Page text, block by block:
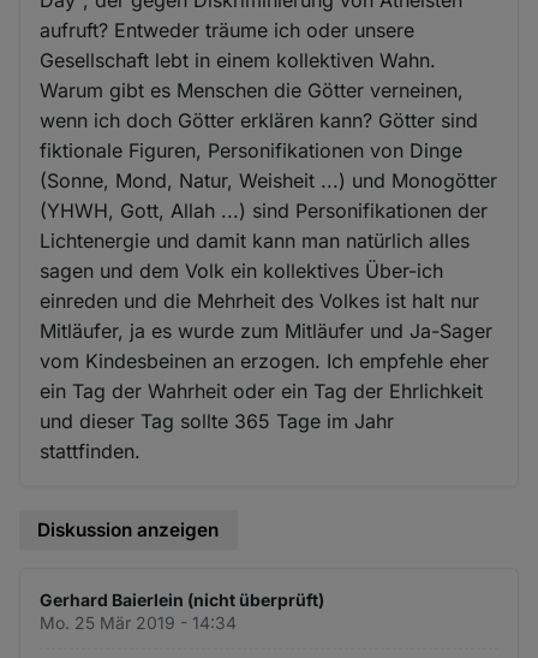
aufruft? Entweder träume ich oder unsere
Gesellschaft lebt in einem kollektiven Wahn.
Warum gibt es Menschen die Götter verneinen,
wenn ich doch Götter erklären kann? Götter sind
fiktionale Figuren, Personifikationen von Dinge
(Sonne, Mond, Natur, Weisheit ...) und Monogötter
(YHWH, Gott, Allah ...) sind Personifikationen der
Lichtenergie und damit kann man natürlich alles
sagen und dem Volk ein kollektives Über-ich
einreden und die Mehrheit des Volkes ist halt nur
Mitläufer, ja es wurde zum Mitläufer und Ja-Sager
vom Kindesbeinen an erzogen. Ich empfehle eher
ein Tag der Wahrheit oder ein Tag der Ehrlichkeit
und dieser Tag sollte 365 Tage im Jahr
stattfinden.
Diskussion anzeigen
Gerhard Baierlein (nicht überprüft)
Mo. 25 Mär 2019 - 14:34